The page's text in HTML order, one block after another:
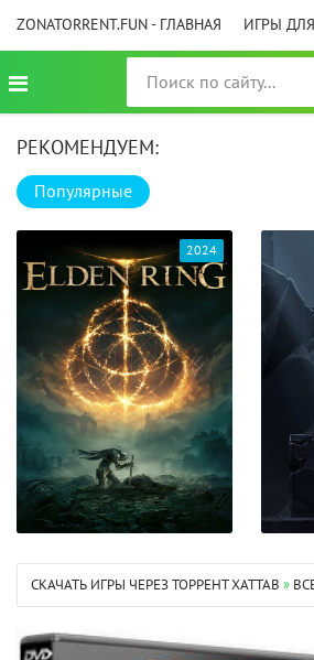
ZONATORRENT.FUN - ГЛАВНАЯ ИГРЫ
РЕКОМЕНДУЕМ:
Популярные
2024
СКАЧАТЬ ИГРЫ ЧЕРЕЗ ТОРРЕНТ XATTAB »